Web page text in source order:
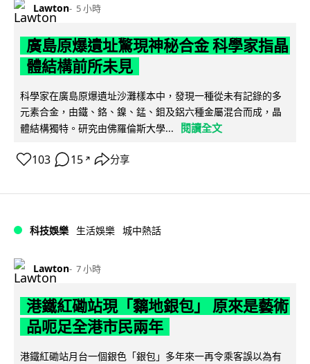
Lawton 5 小時
廣島原爆遺址驚現神秘合金 科學家指晶
體結構前所未見
科學家在廣島原爆遺址沙灘樣本中，發現一種從未有記錄的多
元素合金，由鐵、鉻、鎳、錳、鉬及鋁六種金屬混合而成，晶
體結構獨特。研究由佛羅倫斯大學...
閱讀全文
103 15 ↗ 分享
科技娛樂 生活娛樂 城中熱話
Lawton 7 小時
港鐵紅磡站現「黐地銀包」 原來是藝術
品呃足全港市民兩年
港鐵紅磡站月台一個銀色「銀包」多年來一再令乘客誤以為有